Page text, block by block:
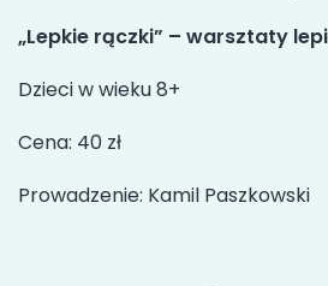
„Lepkie rączki” – warsztaty
Dzieci w wieku 8+
Cena: 40 zł
Prowadzenie: Kamil Paszkowski